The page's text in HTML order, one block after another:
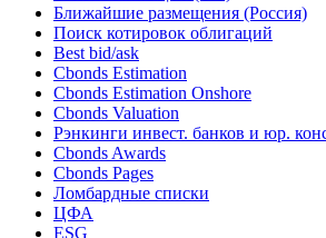
Облигации
Поиск облигаций & Карты рынка
Поиск облигаций (ИИ)
Ближайшие размещения (Россия)
Поиск котировок облигаций
Best bid/ask
Cbonds Estimation
Cbonds Estimation Onshore
Cbonds Valuation
Рэнкинги инвест. банков и юр.
Cbonds Awards